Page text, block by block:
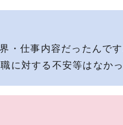
・仕事内容だったんで
に対する不安等はなか